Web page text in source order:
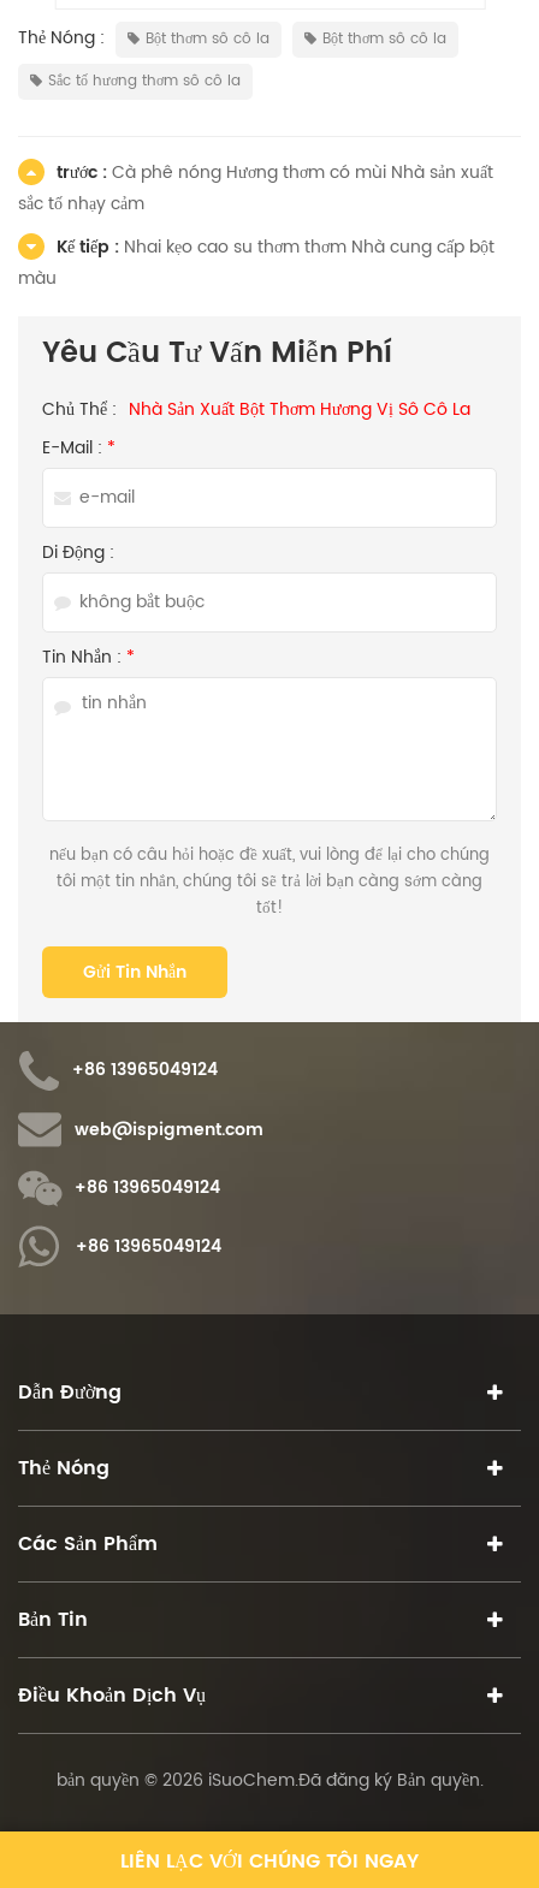
Thẻ Nóng : Bột thơm sô cô la
Bột thơm sô cô la
Sắc tố hương thơm sô cô la
trước :Cà phê nóng Hương thơm có mùi Nhà sản xuất
sắc tố nhạy cảm
Kế tiếp : Nhai kẹo cao su thơm thơm Nhà cung cấp bột
màu
Yêu Cầu Tư Vấn Miễn Phí
Chủ Thể : Nhà Sản Xuất Bột Thơm Hương Vị Sô Cô La
E-Mail : *
Di Động :
Tin Nhắn : *
nếu bạn có câu hỏi hoặc đề xuất, vui lòng để lại cho chúng
tôi một tin nhắn, chúng tôi sẽ trả lời bạn càng sớm càng
tốt!
+86 13965049124
web@ispigment.com
+86 13965049124
+86 13965049124
Dẫn Đường
Thẻ Nóng
Các Sản Phẩm
Bản Tin
Điều Khoản Dịch Vụ
bản quyền © 2026 iSuoChem.Đã đăng ký Bản quyền.
LIÊN LẠC VỚI CHÚNG TÔI NGAY